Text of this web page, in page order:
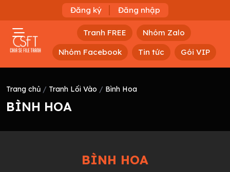
Đăng ký Đăng nhập
Tranh FREE
Nhóm Zalo
Nhóm Facebook
Tin tức Gói VIP
Trang chủ / Tranh Lối Vào / Bình Hoa
BÌNH HOA
BÌNH HOA